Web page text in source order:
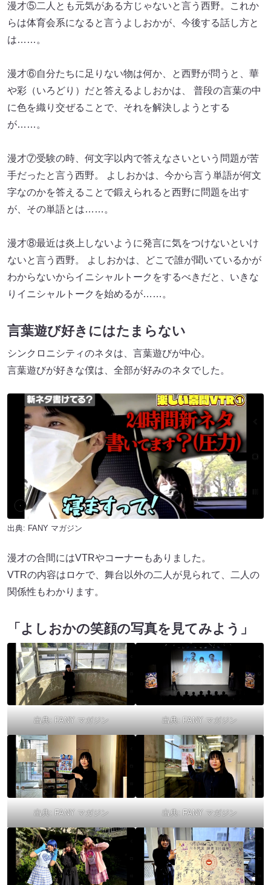
漫才⑤二人とも元気がある方じゃないと言う西野。これか
らは体育会系になると言うよしおかが、今後する話し方と
は……。
漫才⑥自分たちに足りない物は何か、と西野が問うと、華
や彩（いろどり）だと答えるよしおかは、 普段の言葉の中
に色を織り交ぜることで、それを解決しようとする
が……。
漫才⑦受験の時、何文字以内で答えなさいという問題が苦
手だったと言う西野。 よしおかは、今から言う単語が何文
字なのかを答えることで鍛えられると西野に問題を出す
が、その単語とは……。
漫才⑧最近は炎上しないように発言に気をつけないといけ
ないと言う西野。 よしおかは、どこで誰が聞いているかが
わからないからイニシャルトークをするべきだと、いきな
りイニシャルトークを始めるが……。
言葉遊び好きにはたまらない
シンクロニシティのネタは、言葉遊びが中心。
言葉遊びが好きな僕は、全部が好みのネタでした。
出典: FANY マガジン
漫才の合間にはVTRやコーナーもありました。
VTRの内容はロケで、舞台以外の二人が見られて、二人の
関係性もわかります。
「よしおかの笑顔の写真を見てみよう」
出典: FANY マガジン 出典: FANY マガジン
出典: FANY マガジン 出典: FANY マガジン